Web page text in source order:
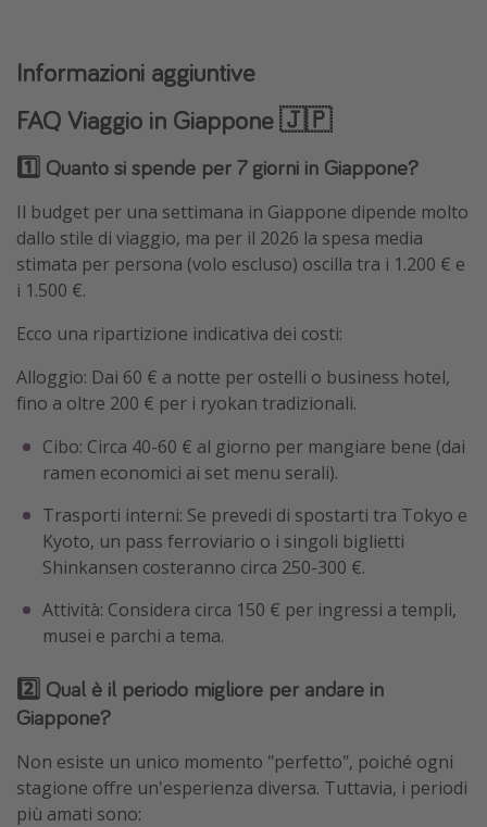
Informazioni aggiuntive
FAQ Viaggio in Giappone 🇯🇵
1️⃣ Quanto si spende per 7 giorni in Giappone?
Il budget per una settimana in Giappone dipende molto
dallo stile di viaggio, ma per il 2026 la spesa media
stimata per persona (volo escluso) oscilla tra i 1.200 € e
i 1.500 €.
Ecco una ripartizione indicativa dei costi:
Alloggio: Dai 60 € a notte per ostelli o business hotel,
fino a oltre 200 € per i ryokan tradizionali.
Cibo: Circa 40-60 € al giorno per mangiare bene (dai
ramen economici ai set menu serali).
Trasporti interni: Se prevedi di spostarti tra Tokyo e
Kyoto, un pass ferroviario o i singoli biglietti
Shinkansen costeranno circa 250-300 €.
Attività: Considera circa 150 € per ingressi a templi,
musei e parchi a tema.
2️⃣ Qual è il periodo migliore per andare in
Giappone?
Non esiste un unico momento "perfetto", poiché ogni
stagione offre un'esperienza diversa. Tuttavia, i periodi
più amati sono: